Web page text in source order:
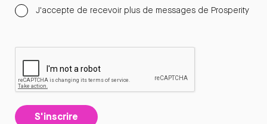
J'accepte de recevoir plus de messages de Prosperity
S'inscrire